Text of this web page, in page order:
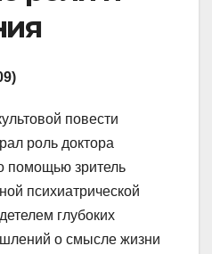
повести
роль доктора
помощью зритель
психиатрической
глубоких
о смысле жизни